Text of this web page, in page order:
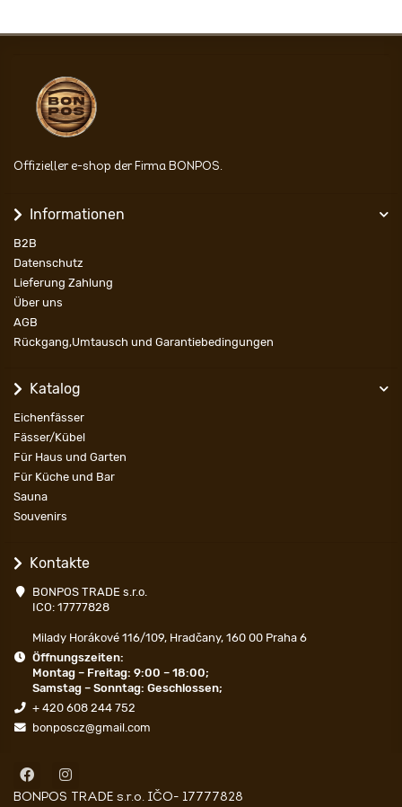
Offizieller e-shop der Firma BONPOS.
Informationen
B2B
Datenschutz
Lieferung Zahlung
Über uns
AGB
Rückgang,Umtausch und Garantiebedingungen
Katalog
Eichenfässer
Fässer/Kübel
Für Haus und Garten
Für Küche und Bar
Sauna
Souvenirs
Kontakte
BONPOS TRADE s.r.o.
ICO: 17777828
Milady Horákové 116/109, Hradčany, 160 00 Praha 6
Öffnungszeiten:
Montag – Freitag: 9:00 – 18:00;
Samstag – Sonntag: Geschlossen;
+ 420 608 244 752
bonposcz@gmail.com
BONPOS TRADE s.r.o. IČO- 17777828